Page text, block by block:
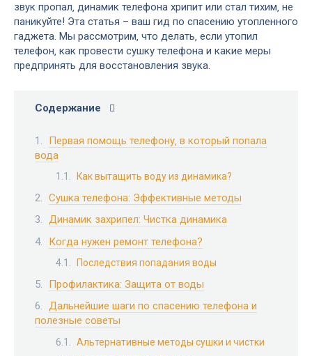
звук пропал‚ динамик телефона хрипит или стал тихим‚ не
паникуйте! Эта статья – ваш гид по спасению утопленного
гаджета. Мы рассмотрим‚ что делать‚ если утопил
телефон‚ как провести сушку телефона и какие меры
предпринять для восстановления звука.
Содержание
Первая помощь телефону‚ в который попала
вода
Как вытащить воду из динамика?
Сушка телефона: Эффективные методы
Динамик захрипел: Чистка динамика
Когда нужен ремонт телефона?
Последствия попадания воды
Профилактика: Защита от воды
Дальнейшие шаги по спасению телефона и
полезные советы
Альтернативные методы сушки и чистки